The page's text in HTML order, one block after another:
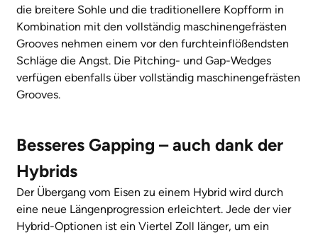
die breitere Sohle und die traditionellere Kopfform in
Kombination mit den vollständig maschinengefrästen
Grooves nehmen einem vor den furchteinflößendsten
Schläge die Angst. Die Pitching- und Gap-Wedges
verfügen ebenfalls über vollständig maschinengefrästen
Grooves.
Besseres Gapping – auch dank der
Hybrids
Der Übergang vom Eisen zu einem Hybrid wird durch
eine neue Längenprogression erleichtert. Jede der vier
Hybrid-Optionen ist ein Viertel Zoll länger, um ein